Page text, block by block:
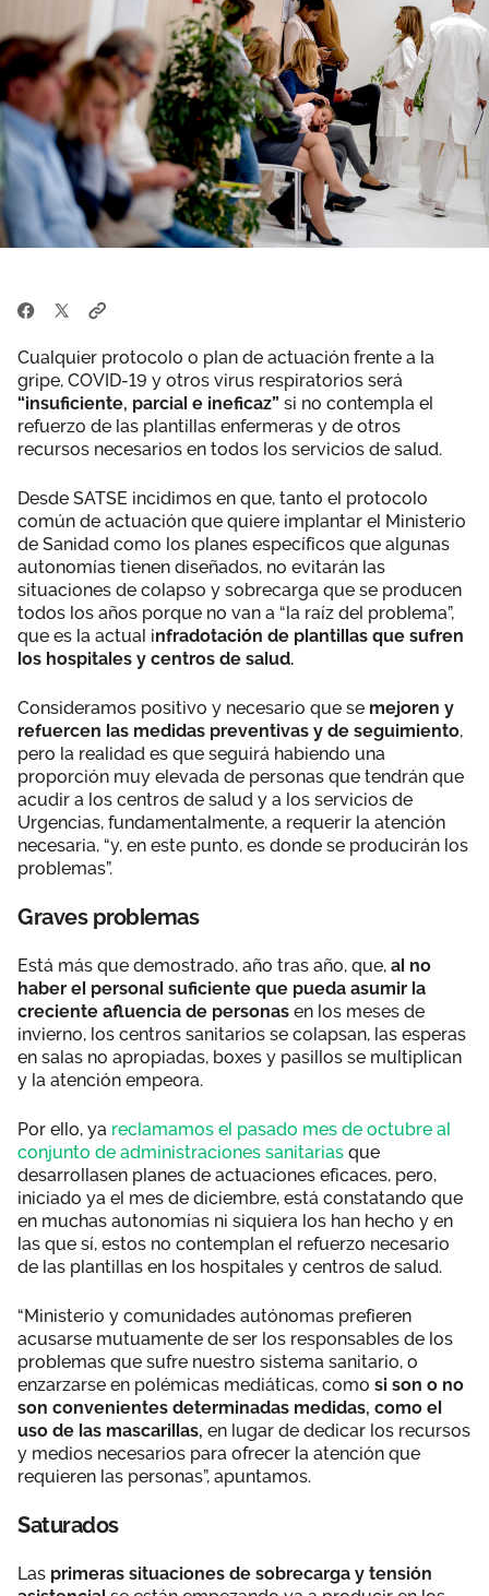
Cualquier protocolo o plan de actuación frente a la
gripe, COVID-19 y otros virus respiratorios será
“insuficiente, parcial e ineficaz” si no contempla el
refuerzo de las plantillas enfermeras y de otros
recursos necesarios en todos los servicios de salud.
Desde SATSE incidimos en que, tanto el protocolo
común de actuación que quiere implantar el Ministerio
de Sanidad como los planes específicos que algunas
autonomías tienen diseñados, no evitarán las
situaciones de colapso y sobrecarga que se producen
todos los años porque no van a “la raíz del problema”,
que es la actual infradotación de plantillas que sufren
los hospitales y centros de salud.
Consideramos positivo y necesario que se mejoren y
refuercen las medidas preventivas y de seguimiento,
pero la realidad es que seguirá habiendo una
proporción muy elevada de personas que tendrán que
acudir a los centros de salud y a los servicios de
Urgencias, fundamentalmente, a requerir la atención
necesaria, “y, en este punto, es donde se producirán los
problemas”.
Graves problemas
Está más que demostrado, año tras año, que, al no
haber el personal suficiente que pueda asumir la
creciente afluencia de personas en los meses de
invierno, los centros sanitarios se colapsan, las esperas
en salas no apropiadas, boxes y pasillos se multiplican
y la atención empeora.
Por ello, ya reclamamos el pasado mes de octubre al
conjunto de administraciones sanitarias que
desarrollasen planes de actuaciones eficaces, pero,
iniciado ya el mes de diciembre, está constatando que
en muchas autonomías ni siquiera los han hecho y en
las que sí, estos no contemplan el refuerzo necesario
de las plantillas en los hospitales y centros de salud.
“Ministerio y comunidades autónomas prefieren
acusarse mutuamente de ser los responsables de los
problemas que sufre nuestro sistema sanitario, o
enzarzarse en polémicas mediáticas, como si son o no
son convenientes determinadas medidas, como el
uso de las mascarillas, en lugar de dedicar los recursos
y medios necesarios para ofrecer la atención que
requieren las personas”, apuntamos.
Saturados
Las primeras situaciones de sobrecarga y tensión